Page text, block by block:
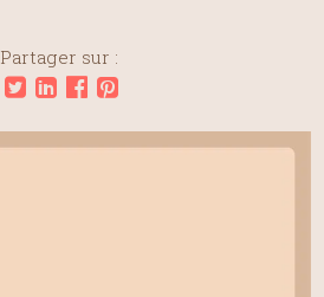
Partager sur :